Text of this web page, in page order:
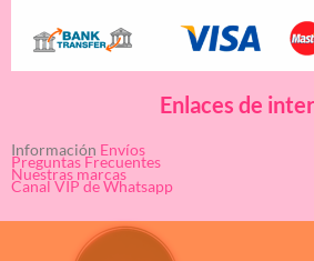
Enlaces de
Información Envíos
Preguntas Frecuentes
Nuestras marcas
Canal VIP de Whatsapp